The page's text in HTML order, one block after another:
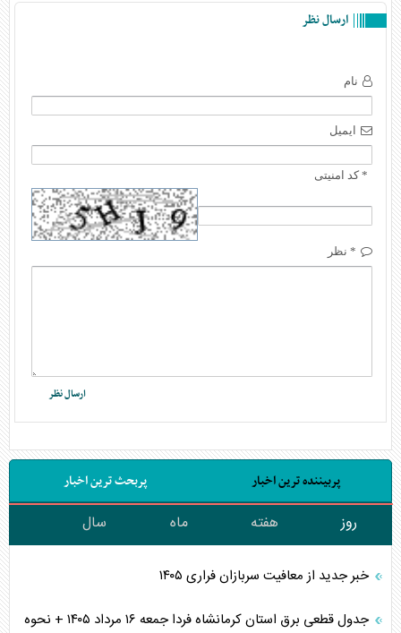
ارسال نظر
نام
ایمیل
* کد امنیتی
* نظر
پربیننده ترین اخبار پربحث ترین اخبار
روز هفته ماه سال
خبر جدید از معافیت سربازان فراری ۱۴۰۵
جدول قطعی برق استان کرمانشاه فردا جمعه ۱۶ مرداد ۱۴۰۵ + نحوه